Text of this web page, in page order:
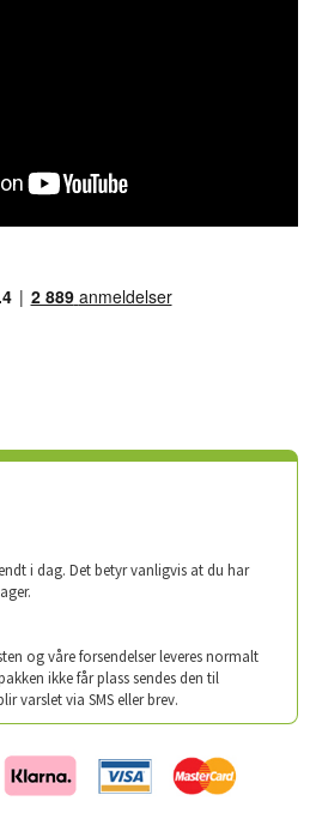
i dag. Det betyr vanligvis at du har
og våre forsendelser leveres normalt
ikke får plass sendes den til
varslet via SMS eller brev.